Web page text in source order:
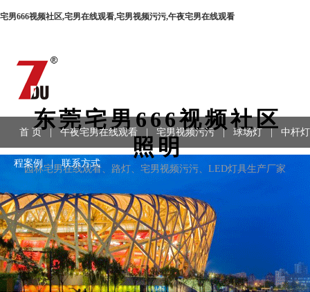
宅男666视频社区,宅男在线观看,宅男视频污污,午夜宅男在线观看
东莞宅男666视频社区
照明
园林宅男在线观看、路灯、宅男视频污污、LED灯具生产厂家
首 页 午夜宅男在线观看 宅男视频污污 | 球场灯 中杆灯
程案例 | 联系方式